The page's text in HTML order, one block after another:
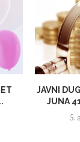
JAVNI
JUNA
5.